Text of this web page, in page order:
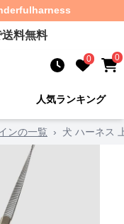
送料無料
0 0
人気ランキング
ンの一覧 › 犬 ハーネス